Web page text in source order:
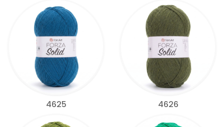
4625 4626